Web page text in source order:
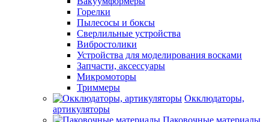
Горелки
Пылесосы и боксы
Сверлильные устройства
Вибростолики
Устройства для моделирования восками
Запчасти, аксессуары
Микромоторы
Триммеры
Окклюдаторы,
артикуляторы
Паковочные материалы